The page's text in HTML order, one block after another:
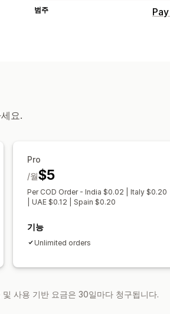
범주
요.
Pro
$5
/월
Per COD Order - India $0.02 | Italy $0.20
| UAE $0.12 | Spain $0.20
기능
Unlimited orders
사용 기반 요금은 30일마다 청구됩니다.